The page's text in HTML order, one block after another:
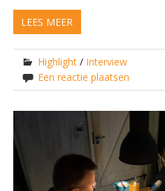
LEES MEER
Highlight / Interview
Een reactie plaatsen